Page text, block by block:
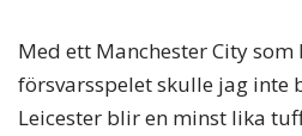
Med ett Manchester City
försvarsspelet skulle jag inte
Leicester blir en minst lika